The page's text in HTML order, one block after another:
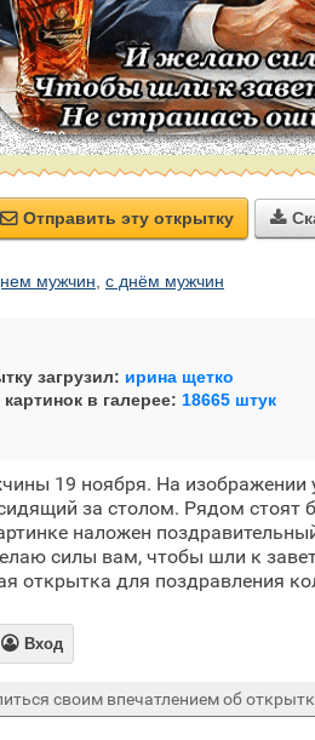
 Отправить эту открытку 
мужчин с днём мужчин
загрузил: ирина щетко
картинок в галерее: 18665 штук
19 ноября. На
за столом. Рядом стоят
наложен
силы вам, чтобы шли к
открытка для поздравления
 Вход
своим впечатлением об